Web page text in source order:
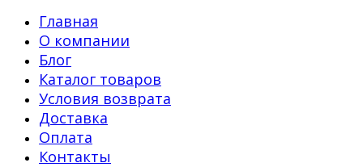
Главная
О компании
Блог
Каталог товаров
Условия возврата
Доставка
Оплата
Контакты